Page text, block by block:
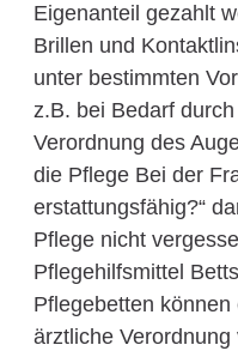
Eigenanteil gezahlt
Brillen und
unter bestimmten
z.B. bei Bedarf
Verordnung des
die Pflege Bei der
erstattungsfähig?“
Pflege nicht
Pflegehilfsmittel
Pflegebetten
ärztliche